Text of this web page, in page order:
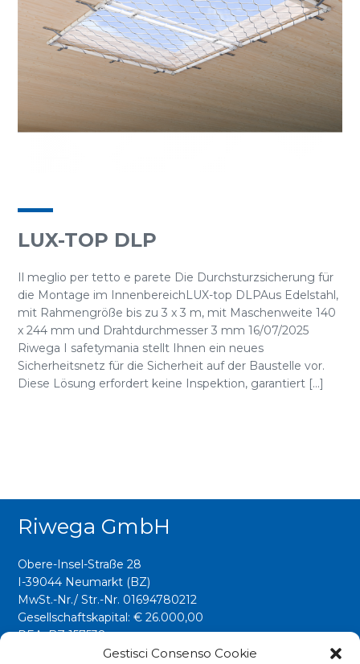
Gestisci Consenso Cookie
LUX-TOP DLP
Il meglio per tetto e parete Die Durchsturzsicherung für
die Montage im InnenbereichLUX-top DLPAus Edelstahl,
mit Rahmengröße bis zu 3 x 3 m, mit Maschenweite 140
x 244 mm und Drahtdurchmesser 3 mm 16/07/2025
Riwega I safetymania stellt Ihnen ein neues
Sicherheitsnetz für die Sicherheit auf der Baustelle vor.
Diese Lösung erfordert keine Inspektion, garantiert [...]
Riwega GmbH
Obere-Insel-Straße 28
I-39044 Neumarkt (BZ)
MwSt.-Nr./ Str.-Nr. 01694780212
Gesellschaftskapital: € 26.000,00
REA: BZ 157538
info@riwega.com